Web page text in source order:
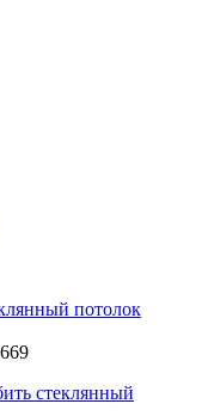
потолок
стеклянный